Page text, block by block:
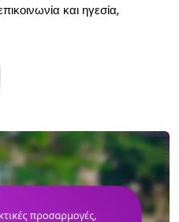
και ηγεσία,